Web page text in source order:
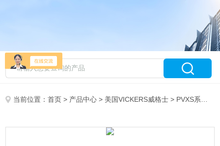
当前位置：首页 > 产品中心 > 美国VICKERS威格士 > PVXS系列柱塞泵